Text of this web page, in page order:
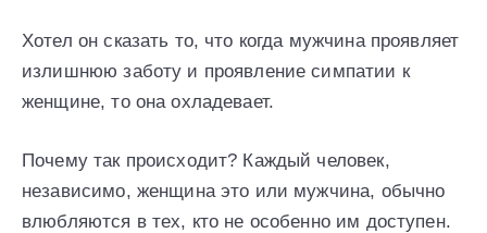
Хотел он сказать то, что когда мужчина проявляет
излишнюю заботу и проявление симпатии к
женщине, то она охладевает.
Почему так происходит? Каждый человек,
независимо, женщина это или мужчина, обычно
влюбляются в тех, кто не особенно им доступен.